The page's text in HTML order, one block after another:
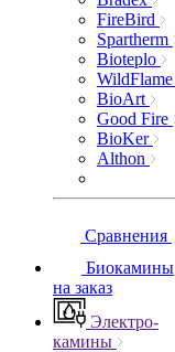
FireBird
Spartherm
Bioteplo
WildFlame
BioArt
Good Fire
BioKer
Althon
Сравнения
Биокамины
на заказ
Электро-
камины